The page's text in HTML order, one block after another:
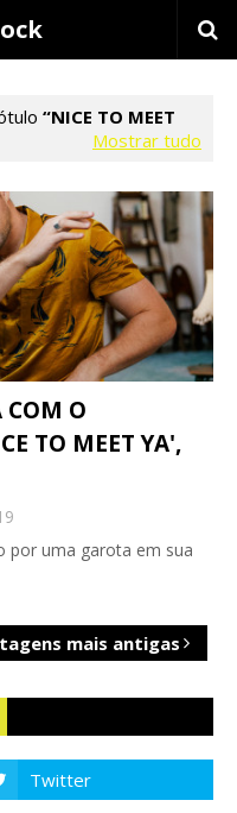
NICE TO MEET
Mostrar tudo
COM O
TO MEET YA',
por uma garota em sua
mais antigas